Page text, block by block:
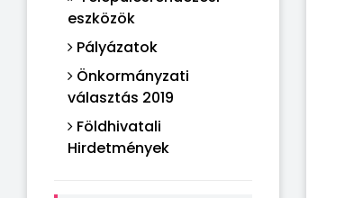
eszközök
Pályázatok
Önkormányzati
választás 2019
Földhivatali
Hirdetmények